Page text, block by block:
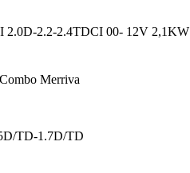
2.0D-2.2-2.4TDCI 00- 12V 2,1KW
Merriva
TD-1.7D/TD